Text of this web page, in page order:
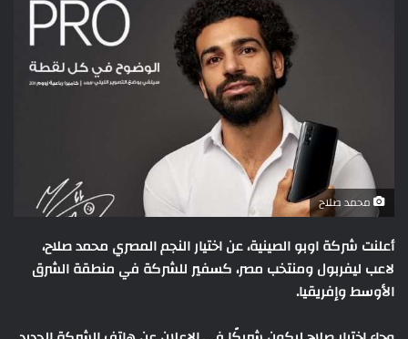
محمد صلاح
أعلنت شركة اوبو الصينية، عن اختيار النجم المصري محمد صلاح،
لاعب ليفربول ومنتخب مصر، كسفير للشركة في منطقة الشرق
الأوسط وإفريقيا.